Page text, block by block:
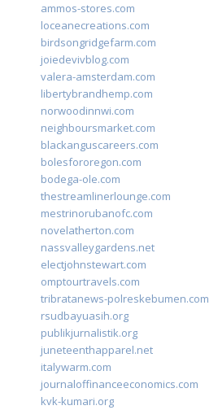
ammos-stores.com
loceanecreations.com
birdsongridgefarm.com
joiedevivblog.com
valera-amsterdam.com
libertybrandhemp.com
norwoodinnwi.com
neighboursmarket.com
blackanguscareers.com
bolesfororegon.com
bodega-ole.com
thestreamlinerlounge.com
mestrinorubanofc.com
novelatherton.com
nassvalleygardens.net
electjohnstewart.com
omptourtravels.com
tribratanews-polreskebumen.com
rsudbayuasih.org
publikjurnalistik.org
juneteenthapparel.net
italywarm.com
journaloffinanceeconomics.com
kvk-kumari.org